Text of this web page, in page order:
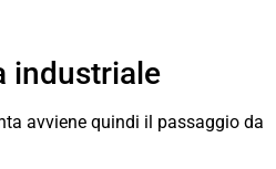
industriale
avviene quindi il passaggio da